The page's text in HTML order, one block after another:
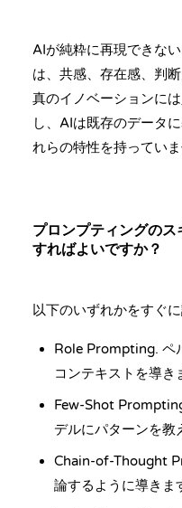
AIが純粋に再現できな
は、共感、存在感、判
真のイノベーションに
し、AIは既存のデータ
れらの特性を持っていま
プロンプティングの
すればよいですか？
以下のいずれかをすぐ
Role Prompting. ペ
コンテキストを導き
Few-Shot
デルにパターンを教
Chain-of-Thought
論するように導きま